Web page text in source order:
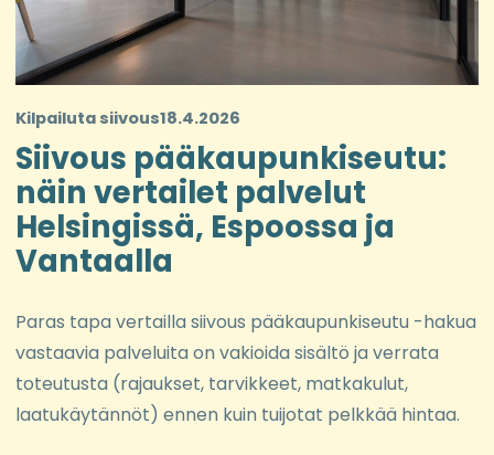
Kilpailuta siivous18.4.2026
Siivous pääkaupunkiseutu:
näin vertailet palvelut
Helsingissä, Espoossa ja
Vantaalla
Paras tapa vertailla siivous pääkaupunkiseutu -hakua
vastaavia palveluita on vakioida sisältö ja verrata
toteutusta (rajaukset, tarvikkeet, matkakulut,
laatukäytännöt) ennen kuin tuijotat pelkkää hintaa.